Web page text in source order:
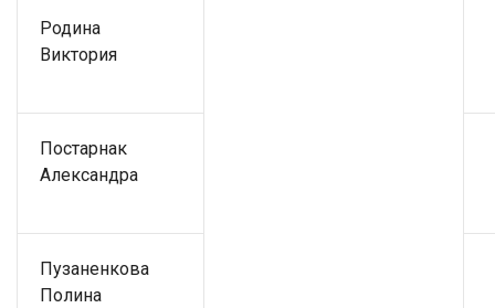
Родина
Виктория
Постарнак
Александра
Пузаненкова
Полина